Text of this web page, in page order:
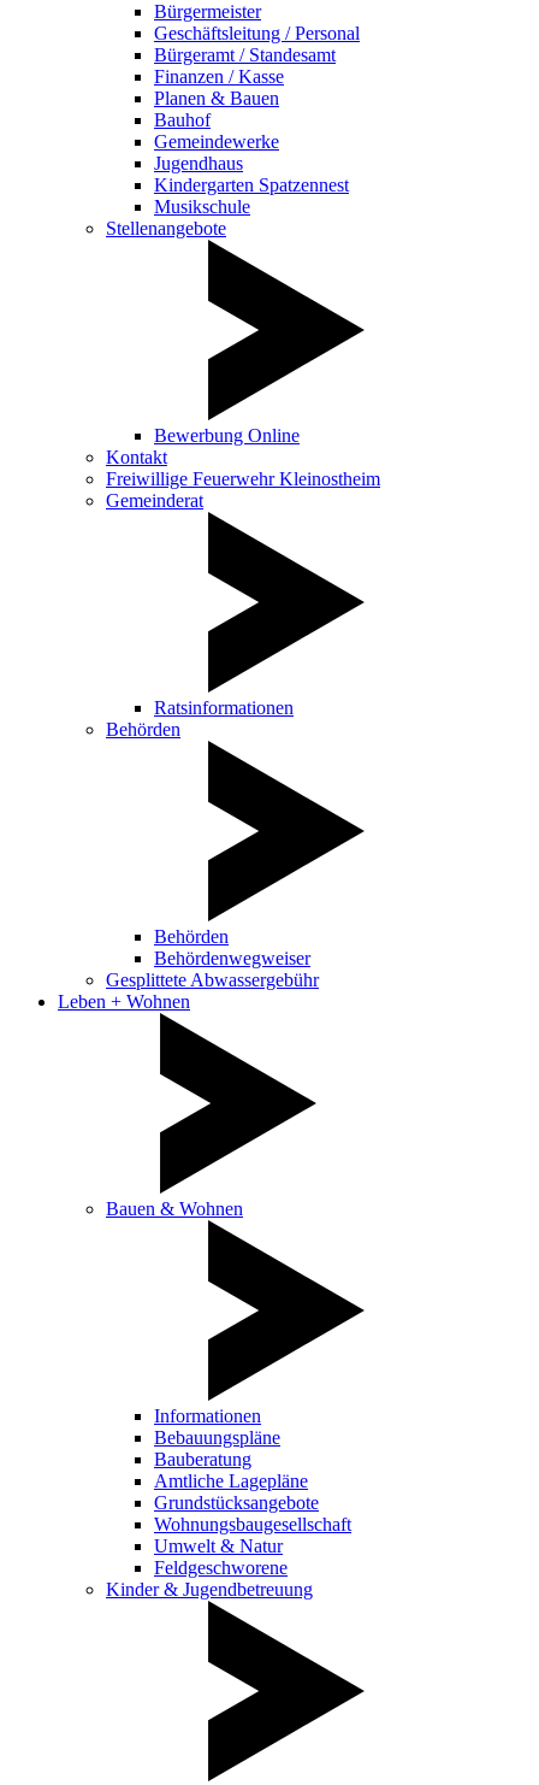
Bürgermeister
Geschäftsleitung / Personal
Bürgeramt / Standesamt
Finanzen / Kasse
Planen & Bauen
Bauhof
Gemeindewerke
Jugendhaus
Kindergarten Spatzennest
Musikschule
Stellenangebote
Bewerbung Online
Kontakt
Freiwillige Feuerwehr Kleinostheim
Gemeinderat
Ratsinformationen
Behörden
Behörden
Behördenwegweiser
Gesplittete Abwassergebühr
Leben + Wohnen
Bauen & Wohnen
Informationen
Bebauungspläne
Bauberatung
Amtliche Lagepläne
Grundstücksangebote
Wohnungsbaugesellschaft
Umwelt & Natur
Feldgeschworene
Kinder & Jugendbetreuung